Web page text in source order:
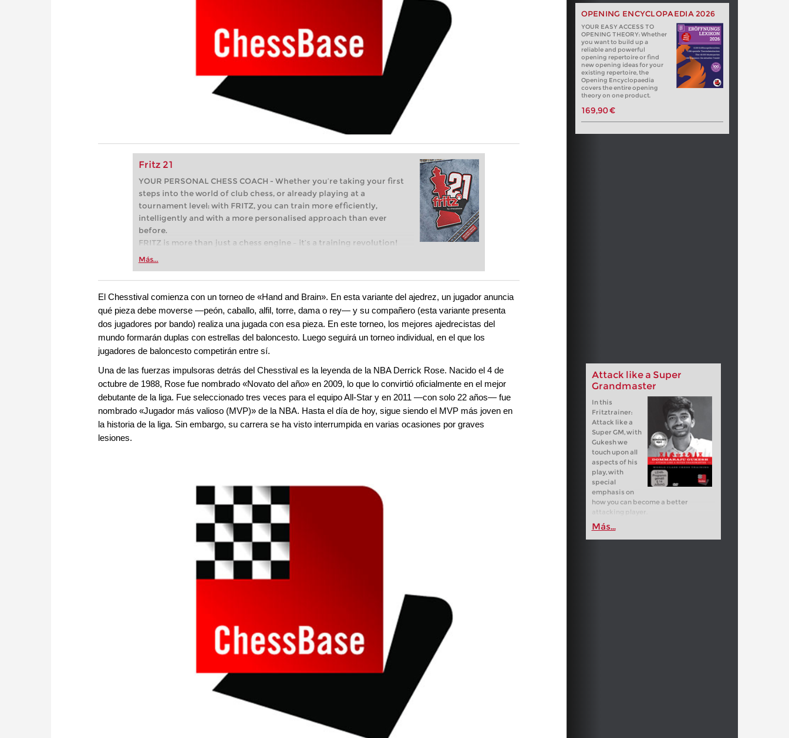
Fritz 21
YOUR PERSONAL CHESS COACH - Whether you’re taking your first
steps into the world of club chess, or already playing at a
tournament level: with FRITZ, you can train more efficiently,
intelligently and with a more personalised approach than ever
before.
FRITZ is more than just a chess engine – it’s a training revolution!
Whether you’re taking your first steps into the world of club chess,
more efficiently, intelligently and with a more personalised
approach than ever before.
Más...
OPENING ENCYCLOPAEDIA 2026
YOUR EASY ACCESS TO
OPENING THEORY: Whether
you want to build up a
reliable and powerful
opening repertoire or find
new opening ideas for your
existing repertoire, the
Opening Encyclopaedia
covers the entire opening
theory on one product.
169,90 €
El Chesstival comienza con un torneo de «Hand and Brain». En esta variante del ajedrez, un jugador anuncia
qué pieza debe moverse —peón, caballo, alfil, torre, dama o rey— y su compañero (esta variante presenta
dos jugadores por bando) realiza una jugada con esa pieza. En este torneo, los mejores ajedrecistas del
mundo formarán duplas con estrellas del baloncesto. Luego seguirá un torneo individual, en el que los
jugadores de baloncesto competirán entre sí.
Attack like a Super
Grandmaster
In this
Fritztrainer:
Attack like a
Super GM, with
Gukesh we
touch upon all
aspects of his
play, with
special
emphasis on
how you can become a better
attacking player.
Más...
Una de las fuerzas impulsoras detrás del Chesstival es la leyenda de la NBA Derrick Rose. Nacido el 4 de
octubre de 1988, Rose fue nombrado «Novato del año» en 2009, lo que lo convirtió oficialmente en el mejor
debutante de la liga. Fue seleccionado tres veces para el equipo All-Star y en 2011 —con solo 22 años— fue
nombrado «Jugador más valioso (MVP)» de la NBA. Hasta el día de hoy, sigue siendo el MVP más joven en
la historia de la liga. Sin embargo, su carrera se ha visto interrumpida en varias ocasiones por graves
lesiones.